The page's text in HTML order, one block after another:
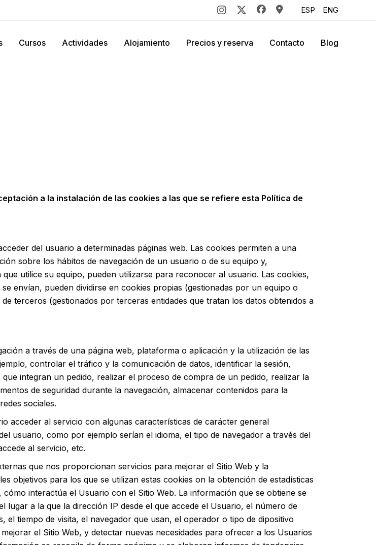
ESP ENG
Cursos Actividades Alojamiento Precios y reserva Contacto Blog
a la instalación de las cookies a las que se refiere esta Política de
del usuario a determinadas páginas web. Las cookies permiten a una
sobre los hábitos de navegación de un usuario o de su equipo y,
utilice su equipo, pueden utilizarse para reconocer al usuario. Las cookies,
envían, pueden dividirse en cookies propias (gestionadas por un equipo o
terceros (gestionados por terceras entidades que tratan los datos obtenidos a
a través de una página web, plataforma o aplicación y la utilización de las
controlar el tráfico y la comunicación de datos, identificar la sesión,
integran un pedido, realizar el proceso de compra de un pedido, realizar la
de seguridad durante la navegación, almacenar contenidos para la
sociales.
acceder al servicio con algunas características de carácter general
usuario, como por ejemplo serían el idioma, el tipo de navegador a través del
al servicio, etc.
que nos proporcionan servicios para mejorar el Sitio Web y la
objetivos para los que se utilizan estas cookies on la obtención de estadísticas
interactúa el Usuario con el Sitio Web. La información que se obtiene se
lugar a la que la dirección IP desde el que accede el Usuario, el número de
el tiempo de visita, el navegador que usan, el operador o tipo de dipositivo
el Sitio Web, y detectar nuevas necesidades para ofrecer a los Usuarios